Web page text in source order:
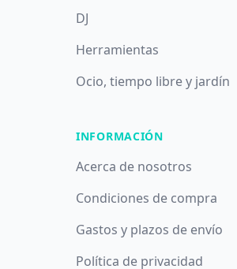
DJ
Herramientas
Ocio, tiempo libre y jardín
INFORMACIÓN
Acerca de nosotros
Condiciones de compra
Gastos y plazos de envío
Política de privacidad